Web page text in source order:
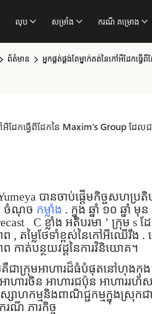
លុប សម្រាំង ករណី គម្រោង
ព័ត៌មាន អ្នកផ្គត់ផ្គង់តែម្នាក់គត់នៃកៅអីដែក
កៅអីដែកធ្វើពីដែកនៃ Maxim's Group
បានចាប់ផ្តើមកិច្ចសហប្រតិ
ចំណុច កម្លាំង . ក្នុង ឆ្នាំ ១០ ឆ្នាំ មុន
C ខ្លាំង អតិបរមា ’ ក្រុម s ដ
ព , តម្លៃថែទាំខ្ពស់នៃកៅអីឈើរឹង .
ព កាត់បន្ថយវដ្តនៃការវិនិយោគ។
ជាក្រុមអាហារដ៏ធំបំផុតនៅហុងកុង។
ហារចិន អាហារជប៉ុន អាហាររហ័ស
ាហកម្ម​និង​ពាណិជ្ជកម្ម​ក្នុង​ស្រុក​ជ
ណី ភារកិច្ច